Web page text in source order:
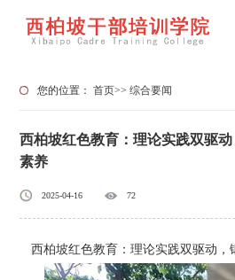
您的位置：首页>>综合要闻
西柏坡红色教育：理论实践双驱
素养‌
2025-04-16 72
西柏坡红色教育：理论实践双驱动，